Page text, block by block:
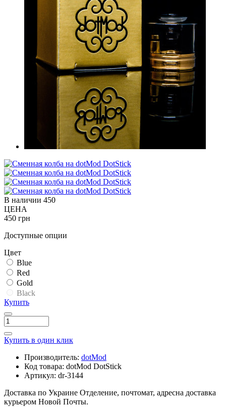
В наличии 450
ЦЕНА
450 грн
Доступные опции
Цвет
Blue
Red
Gold
Black
Купить
Купить в один клик
Производитель: dotMod
Код товара: dotMod DotStick
Артикул: dr-3144
Доставка по Украине Отделение, почтомат, адресна доставка
курьером Новой Почты.